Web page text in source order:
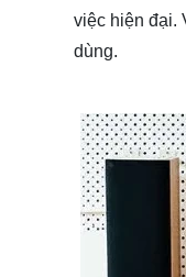
việc hiện đại.
dùng.